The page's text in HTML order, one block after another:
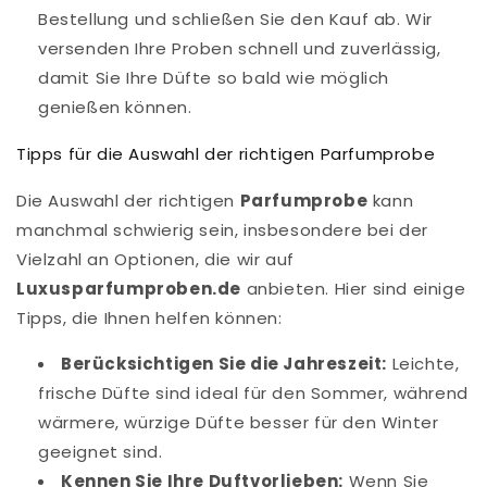
Bestellung und schließen Sie den Kauf ab. Wir
versenden Ihre Proben schnell und zuverlässig,
damit Sie Ihre Düfte so bald wie möglich
genießen können.
Tipps für die Auswahl der richtigen Parfumprobe
Die Auswahl der richtigen Parfumprobe kann
manchmal schwierig sein, insbesondere bei der
Vielzahl an Optionen, die wir auf
Luxusparfumproben.de anbieten. Hier sind einige
Tipps, die Ihnen helfen können:
Berücksichtigen Sie die Jahreszeit: Leichte,
frische Düfte sind ideal für den Sommer, während
wärmere, würzige Düfte besser für den Winter
geeignet sind.
Kennen Sie Ihre Duftvorlieben: Wenn Sie